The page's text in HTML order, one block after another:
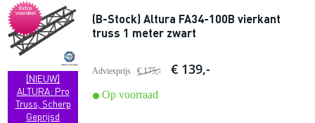
Extra
voordeel
[NIEUW]
ALTURA: Pro
Truss, Scherp
Geprijsd
(B-Stock) Altura FA34-100B vierkant
truss 1 meter zwart
Adviesprijs € 175,- € 139,-
Op voorraad